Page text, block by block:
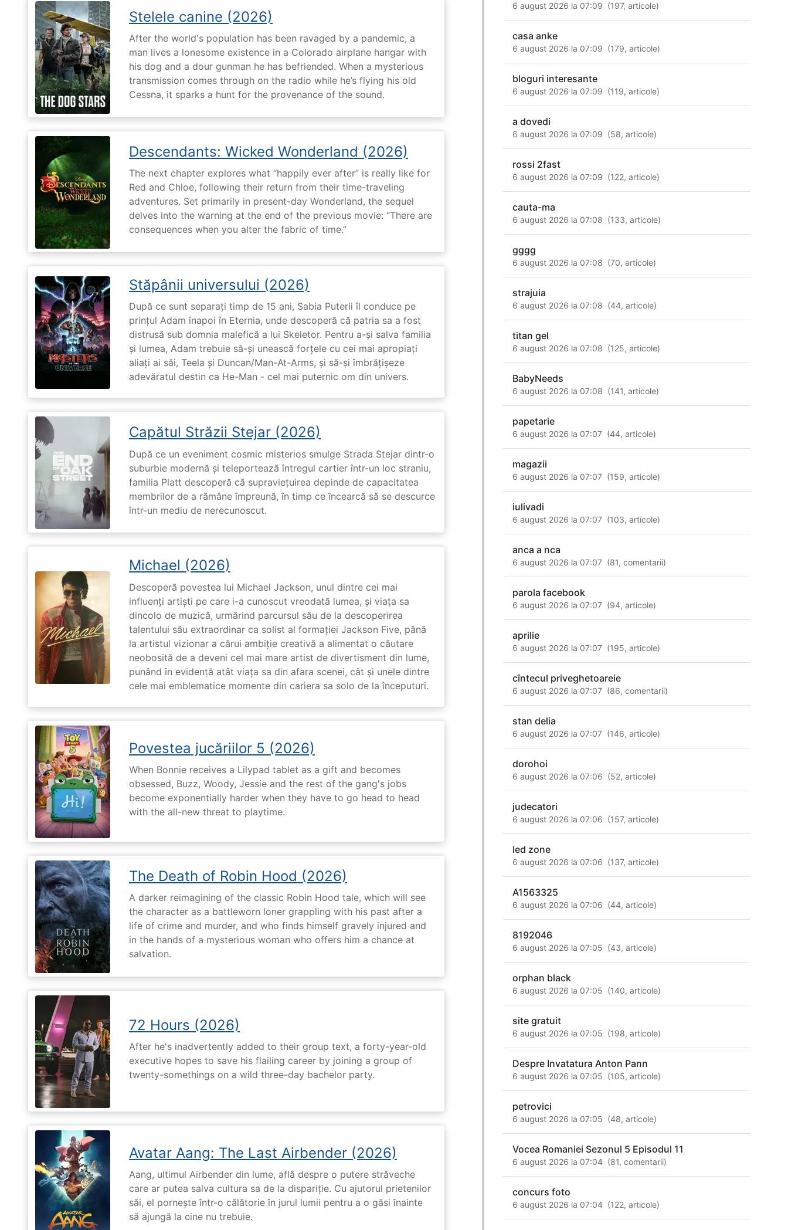
Stelele canine (2026)
After the world's population has been ravaged by a pandemic, a
man lives a lonesome existence in a Colorado airplane hangar with
his dog and a dour gunman he has befriended. When a mysterious
transmission comes through on the radio while he’s flying his old
Cessna, it sparks a hunt for the provenance of the sound.
Descendants: Wicked Wonderland (2026)
The next chapter explores what “happily ever after” is really like for
Red and Chloe, following their return from their time-traveling
adventures. Set primarily in present-day Wonderland, the sequel
delves into the warning at the end of the previous movie: “There are
consequences when you alter the fabric of time.”
Stăpânii universului (2026)
După ce sunt separați timp de 15 ani, Sabia Puterii îl conduce pe
prințul Adam înapoi în Eternia, unde descoperă că patria sa a fost
distrusă sub domnia malefică a lui Skeletor. Pentru a-și salva familia
și lumea, Adam trebuie să-și unească forțele cu cei mai apropiați
aliați ai săi, Teela și Duncan/Man-At-Arms, și să-și îmbrățișeze
adevăratul destin ca He-Man - cel mai puternic om din univers.
Capătul Străzii Stejar (2026)
După ce un eveniment cosmic misterios smulge Strada Stejar dintr-o
suburbie modernă și teleportează întregul cartier într-un loc straniu,
familia Platt descoperă că supraviețuirea depinde de capacitatea
membrilor de a rămâne împreună, în timp ce încearcă să se descurce
într-un mediu de nerecunoscut.
Michael (2026)
Descoperă povestea lui Michael Jackson, unul dintre cei mai
influenți artiști pe care i-a cunoscut vreodată lumea, și viața sa
dincolo de muzică, urmărind parcursul său de la descoperirea
talentului său extraordinar ca solist al formației Jackson Five, până
la artistul vizionar a cărui ambiție creativă a alimentat o căutare
neobosită de a deveni cel mai mare artist de divertisment din lume,
punând în evidență atât viața sa din afara scenei, cât și unele dintre
cele mai emblematice momente din cariera sa solo de la începuturi.
Povestea jucăriilor 5 (2026)
When Bonnie receives a Lilypad tablet as a gift and becomes
obsessed, Buzz, Woody, Jessie and the rest of the gang's jobs
become exponentially harder when they have to go head to head
with the all-new threat to playtime.
The Death of Robin Hood (2026)
A darker reimagining of the classic Robin Hood tale, which will see
the character as a battleworn loner grappling with his past after a
life of crime and murder, and who finds himself gravely injured and
in the hands of a mysterious woman who offers him a chance at
salvation.
72 Hours (2026)
After he's inadvertently added to their group text, a forty-year-old
executive hopes to save his flailing career by joining a group of
twenty-somethings on a wild three-day bachelor party.
Avatar Aang: The Last Airbender (2026)
Aang, ultimul Airbender din lume, află despre o putere străveche
care ar putea salva cultura sa de la dispariție. Cu ajutorul prietenilor
săi, el pornește într-o călătorie în jurul lumii pentru a o găsi înainte
să ajungă la cine nu trebuie.
6 august 2026 la 07:09 (197,articole)
casa anke
6 august 2026 la 07:09 (179,articole)
bloguri interesante
6 august 2026 la 07:09 (119,articole)
a dovedi
6 august 2026 la 07:09 (58,articole)
rossi 2fast
6 august 2026 la 07:09 (122,articole)
cauta-ma
6 august 2026 la 07:08 (133,articole)
gggg
6 august 2026 la 07:08 (70,articole)
strajuia
6 august 2026 la 07:08 (44,articole)
titan gel
6 august 2026 la 07:08 (125,articole)
BabyNeeds
6 august 2026 la 07:08 (141,articole)
papetarie
6 august 2026 la 07:07 (44,articole)
magazii
6 august 2026 la 07:07 (159,articole)
iulivadi
6 august 2026 la 07:07 (103,articole)
anca a nca
6 august 2026 la 07:07 (81,comentarii)
parola facebook
6 august 2026 la 07:07 (94,articole)
aprilie
6 august 2026 la 07:07 (195,articole)
cîntecul priveghetoareie
6 august 2026 la 07:07 (86,comentarii)
stan delia
6 august 2026 la 07:07 (146,articole)
dorohoi
6 august 2026 la 07:06 (52,articole)
judecatori
6 august 2026 la 07:06 (157,articole)
led zone
6 august 2026 la 07:06 (137,articole)
A1563325
6 august 2026 la 07:06 (44,articole)
8192046
6 august 2026 la 07:05 (43,articole)
orphan black
6 august 2026 la 07:05 (140,articole)
site gratuit
6 august 2026 la 07:05 (198,articole)
Despre Invatatura Anton Pann
6 august 2026 la 07:05 (105,articole)
petrovici
6 august 2026 la 07:05 (48,articole)
Vocea Romaniei Sezonul 5 Episodul 11
6 august 2026 la 07:04 (81,comentarii)
concurs foto
6 august 2026 la 07:04 (122,articole)